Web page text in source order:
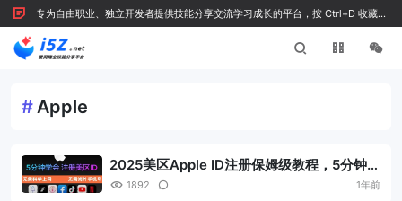
专为自由职业、独立开发者提供技能分享交流学习成长的平台，按 Ctrl+D 收藏我
们
# Apple
2025美区Apple ID注册保姆级教程，5分钟搞
定美区 Apple ID，支付下载付费应用！
1892 1年前